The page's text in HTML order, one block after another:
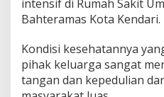
a
b
a
t
intensif di Rumah Sakit
Bahteramas Kota Kendari.
Kondisi kesehatannya
pihak keluarga sangat
tangan dan kepedulian